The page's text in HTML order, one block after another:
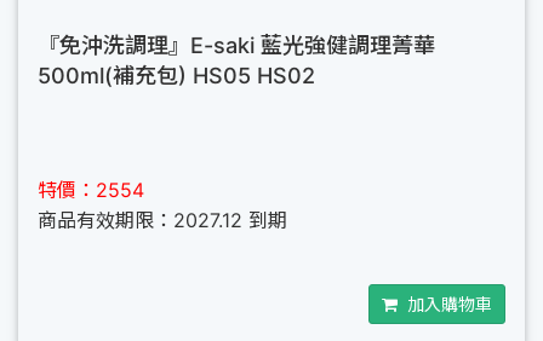
『免沖洗調理』E-saki 藍光強健調理菁華
500ml(補充包) HS05 HS02
特價：2554
商品有效期限：2027.12 到期
加入購物車